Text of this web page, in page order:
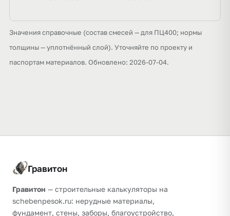
Значения справочные (состав смесей — для ПЦ400; нормы
толщины — уплотнённый слой). Уточняйте по проекту и
паспортам материалов. Обновлено: 2026-07-04.
Гравитон
Гравитон — строительные калькуляторы на
schebenpesok.ru: нерудные материалы,
фундамент, стены, заборы, благоустройство,